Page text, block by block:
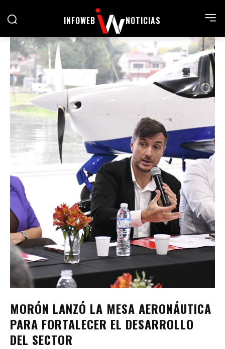
INFOWEB NOTICIAS
MORÓN LANZÓ LA MESA AERONÁUTICA
PARA FORTALECER EL DESARROLLO
DEL SECTOR